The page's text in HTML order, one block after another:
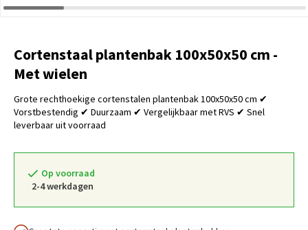
Cortenstaal plantenbak 100x50x50 cm -
Met wielen
Grote rechthoekige cortenstalen plantenbak 100x50x50 cm ✔
Vorstbestendig ✔ Duurzaam ✔ Vergelijkbaar met RVS ✔ Snel
leverbaar uit voorraad
Op voorraad
2-4 werkdagen